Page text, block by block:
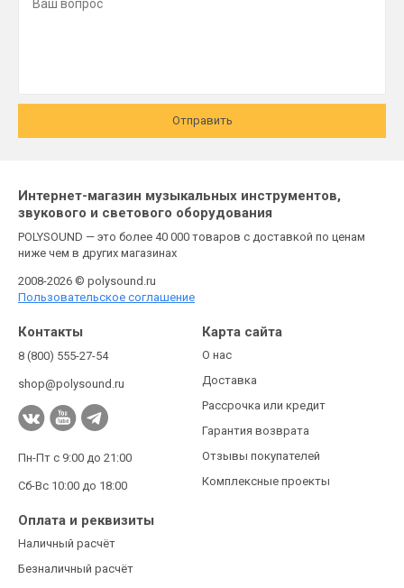
Отправить
Интернет-магазин музыкальных инструментов,
звукового и светового оборудования
POLYSOUND — это более 40 000 товаров с доставкой по ценам
ниже чем в других магазинах
2008-2026 © polysound.ru
Пользовательское соглашение
Контакты
8 (800) 555-27-54
shop@polysound.ru
Пн-Пт с 9:00 до 21:00
Сб-Вс 10:00 до 18:00
Карта сайта
О нас
Доставка
Рассрочка или кредит
Гарантия возврата
Отзывы покупателей
Комплексные проекты
Оплата и реквизиты
Наличный расчёт
Безналичный расчёт